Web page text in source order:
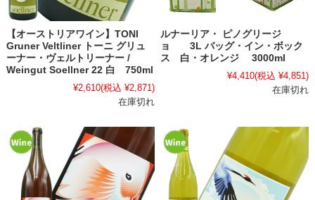
【オーストリアワイン】TONI
Gruner Veltliner トーニ グリュ
ーナー・ヴェルトリーナー /
Weingut Soellner 22 白 750ml
¥2,610(税込 ¥2,871)
在庫切れ
ルナーリア・ ピノグリージ
ョ 3L バッグ・イン・ボック
ス 白・オレンジ 3000ml
¥4,410(税込 ¥4,851)
在庫切れ